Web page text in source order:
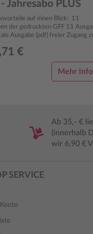
- Jahresabo PLUS
auf einen Blick: 11
gedruckten GFF 11 Ausgaben
Ausgabe (pdf) freier Zugang
€
Mehr
Ab 35,- €
(innerhalb
wir 6,90 €
SERVICE